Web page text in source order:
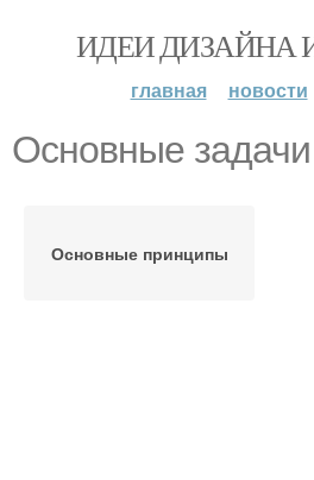
ИДЕИ ДИЗАЙНА
главная новости
Основные задачи
Основные принципы